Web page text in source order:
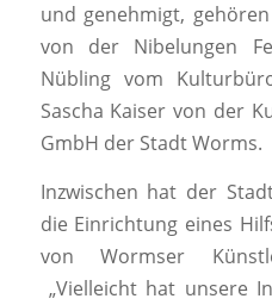
und genehmigt,
von der Nibelungen
Nübling vom
Sascha Kaiser von der
GmbH der Stadt Worms.
Inzwischen hat der
die Einrichtung eines
von Wormser
„Vielleicht hat unsere